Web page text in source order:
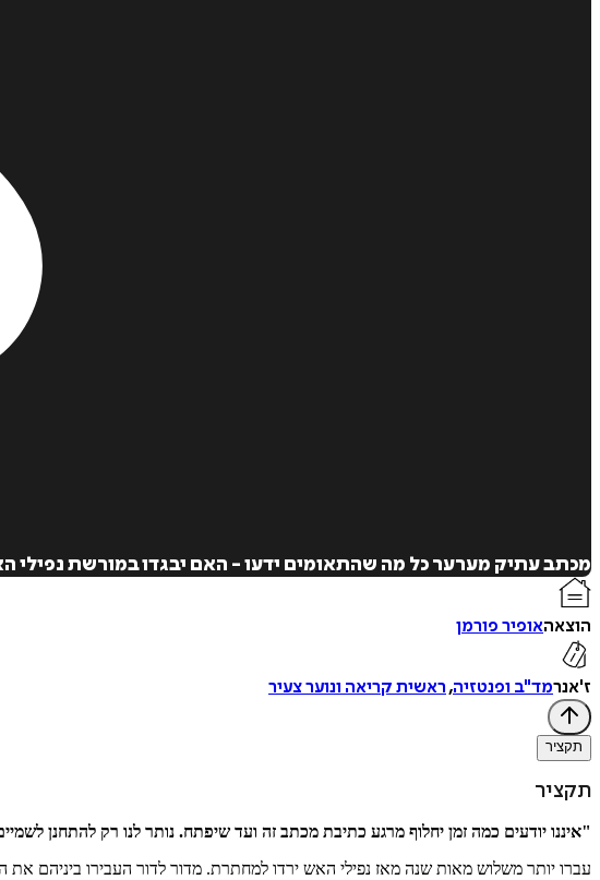
מכתב עתיק מערער כל מה שהתאומים ידעו - האם יבגדו במורשת נפילי
הוצאהאופיר פורמן
ז'אנרמד"ב ופנטזיה,ראשית קריאה ונוער צעיר
תקציר
תקציר
"איננו יודעים כמה זמן יחלוף מרגע כתיבת מכתב זה ועד שיפתח. נותר לנו רק להתחנן
עברו יותר משלוש מאות שנה מאז נפילי האש ירדו למחתרת. מדור לדור העבירו ביניהם